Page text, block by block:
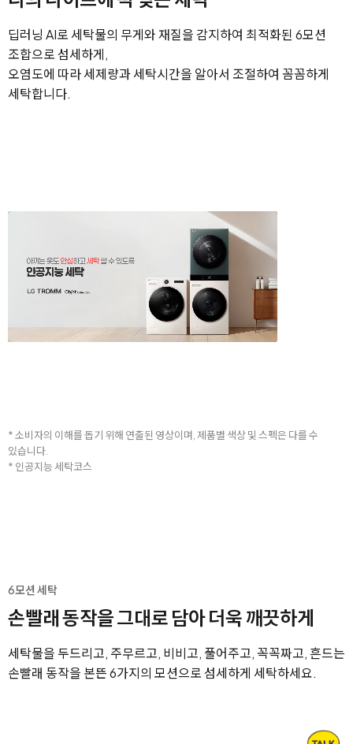
딥러닝 AI로 세탁물의 무게와 재질을 감지하여 최적화된 6모션
조합으로 섬세하게,
오염도에 따라 세제량과 세탁시간을 알아서 조절하여 꼼꼼하게
세탁합니다.
* 소비자의 이해를 돕기 위해 연출된 영상이며, 제품별 색상 및 스펙은 다를 수
있습니다.
* 인공지능 세탁코스
6모션 세탁
손빨래 동작을 그대로 담아 더욱 깨끗하게
세탁물을 두드리고, 주무르고, 비비고, 풀어주고, 꼭꼭짜고, 흔드는
손빨래 동작을 본뜬 6가지의 모션으로 섬세하게 세탁하세요.